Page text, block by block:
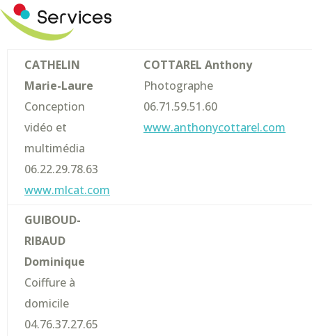
CATHELIN
Marie-Laure
Conception
vidéo et
multimédia
06.22.29.78.63
www.mlcat.com
COTTAREL Anthony
Photographe
06.71.59.51.60
www.anthonycottarel.com
GUIBOUD-
RIBAUD
Dominique
Coiffure à
domicile
04.76.37.27.65